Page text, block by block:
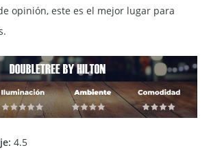
opinión, este es el mejor lugar para
4.5